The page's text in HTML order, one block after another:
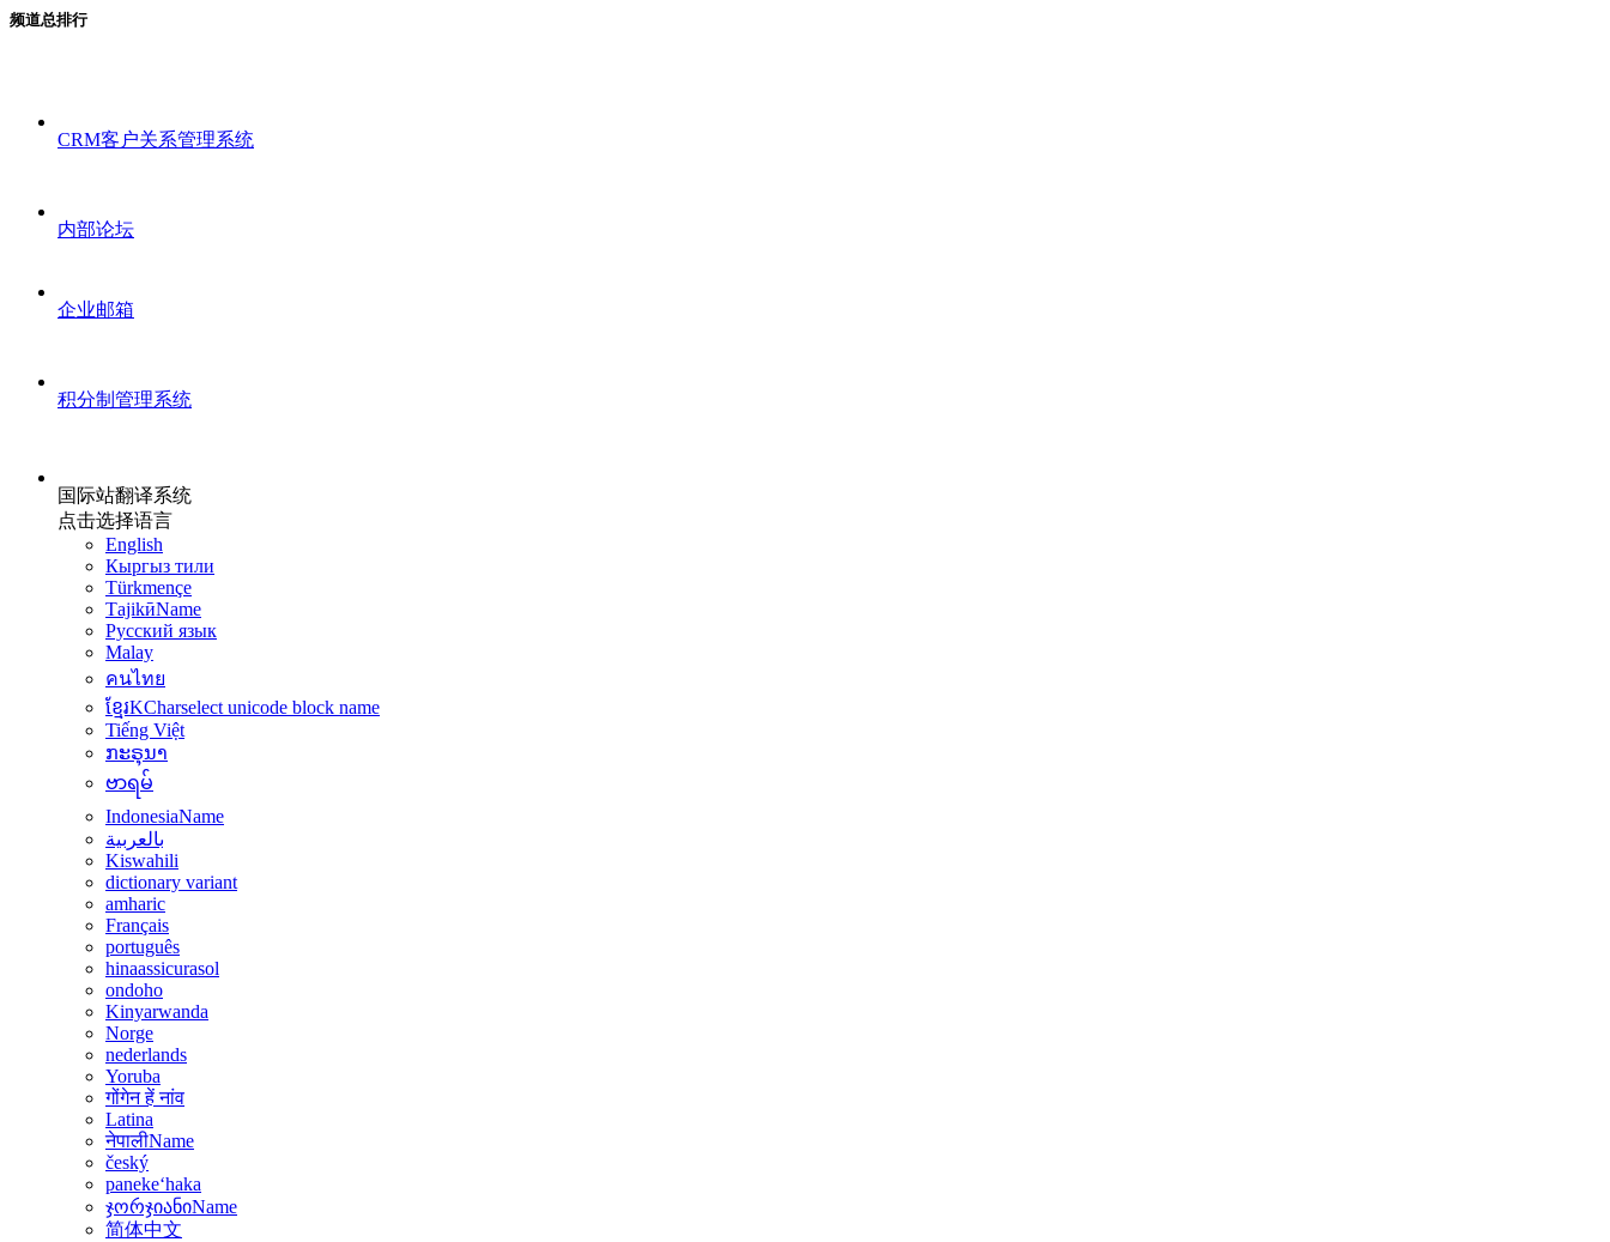
频道总排行
CRM客户关系管理系统
内部论坛
企业邮箱
积分制管理系统
国际站翻译系统
点击选择语言
English
Кыргыз тили
Türkmençe
ТаjikӣName
Русский язык
Malay
คนไทย
ខ្មែរKCharselect unicode block name
Tiếng Việt
ກະຣຸນາ
ဗာရမ်
IndonesiaName
بالعربية
Kiswahili
dictionary variant
amharic
Français
português
hinaassicurasol
ondoho
Kinyarwanda
Norge
nederlands
Yoruba
गोंगेन हें नांव
Latina
नेपालीName
český
panekeʻhaka
ჯორჯიანიName
简体中文